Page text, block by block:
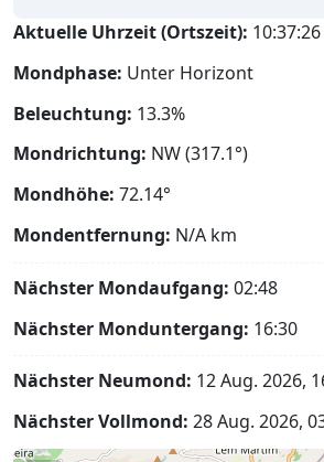
Aktuelle Uhrzeit (Ortszeit): 10:37:27
Mondphase: Unter Horizont
Beleuchtung: 13.3%
Mondrichtung: NW (317.1°)
Mondhöhe: 72.14°
Mondentfernung: N/A km
Nächster Mondaufgang: 02:48
Nächster Monduntergang: 16:30
Nächster Neumond: 12 Aug. 2026,
Nächster Vollmond: 28 Aug. 2026,